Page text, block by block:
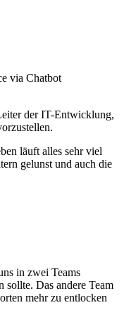
via Chatbot
der IT-Entwicklung,
läuft alles sehr viel
gelunst und auch die
in zwei Teams
sollte. Das andere Team
mehr zu entlocken